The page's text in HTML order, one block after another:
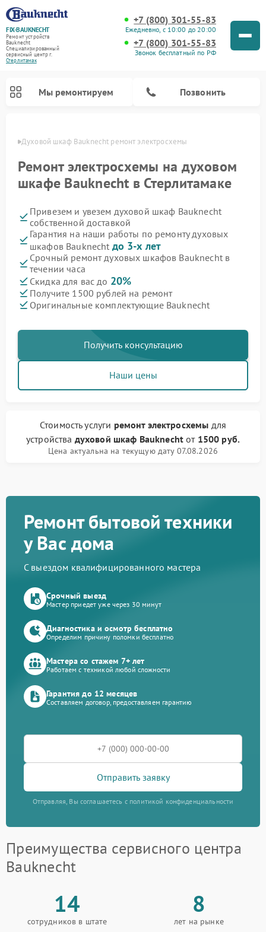
FIX-BAUKNECHT
Ремонт устройств
Bauknecht
Специализированный
cервисный центр г.
Стерлитамак
+7 (800) 301-55-83
Ежедневно, с 10:00 до 20:00
+7 (800) 301-55-83
Звонок бесплатный по РФ
Мы ремонтируем Позвонить
Духовой шкаф Bauknecht ремонт электросхемы
Ремонт электросхемы на духовом
шкафе Bauknecht в Стерлитамаке
Привезем и увезем духовой шкаф Bauknecht
собственной доставкой
Гарантия на наши работы по ремонту духовых
шкафов Bauknecht до 3-х лет
Срочный ремонт духовых шкафов Bauknecht в
течении часа
Скидка для вас до 20%
Получите 1500 рублей на ремонт
Оригинальные комплектующие Bauknecht
Получить консультацию
Наши цены
Стоимость услуги ремонт электросхемы для
устройства духовой шкаф Bauknecht от 1500 руб.
Цена актуальна на текущую дату 07.08.2026
Ремонт бытовой техники
у Вас дома
С выездом квалифицированного мастера
Срочный выезд
Мастер приедет уже через 30 минут
Диагностика и осмотр бесплатно
Определим причину поломки бесплатно
Мастера со стажем 7+ лет
Работаем с техникой любой сложности
Гарантия до 12 месяцев
Составляем договор, предоставляем гарантию
Отправить заявку
Отправляя, Вы соглашаетесь с политикой конфиденциальности
Преимущества сервисного центра
Bauknecht
14
сотрудников в штате
8
лет на рынке